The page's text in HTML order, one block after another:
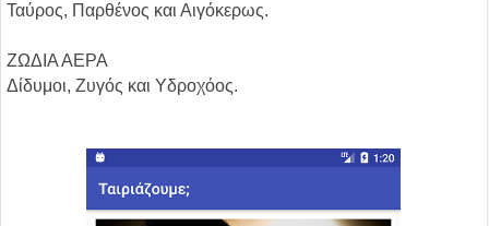
Ταύρος, Παρθένος και Αιγόκερως.
ΖΩΔΙΑ ΑΕΡΑ
Δίδυμοι, Ζυγός και Υδροχόος.